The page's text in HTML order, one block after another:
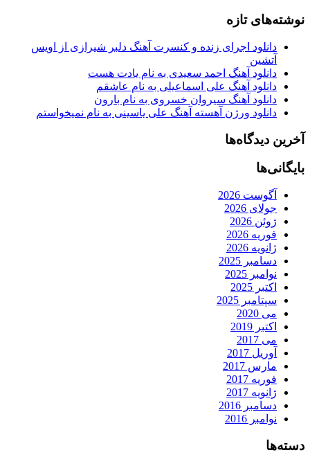
نوشته‌های تازه
دانلود اجرای زنده و کنسرت آهنگ دلبر شیرازی از اویس
آتشین
دانلود آهنگ احمد سعیدی به نام یادت هست
دانلود آهنگ علی اسماعیلی به نام عاشقم
دانلود آهنگ سیروان خسروی به نام بارون
دانلود ورژن آهسته آهنگ علی یاسینی به نام نمیخواستم
آخرین دیدگاه‌ها
بایگانی‌ها
آگوست 2026
جولای 2026
ژوئن 2026
فوریه 2026
ژانویه 2026
دسامبر 2025
نوامبر 2025
اکتبر 2025
سپتامبر 2025
می 2020
اکتبر 2019
می 2017
آوریل 2017
مارس 2017
فوریه 2017
ژانویه 2017
دسامبر 2016
نوامبر 2016
دسته‌ها